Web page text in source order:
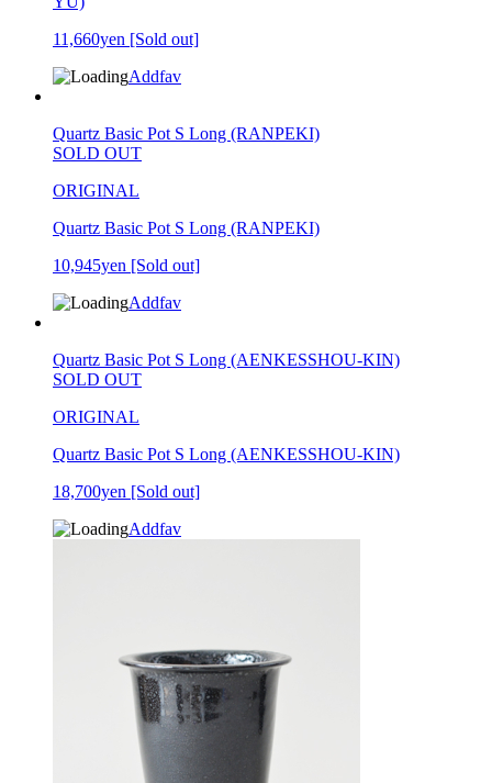
11,660yen [Sold out]
Addfav
Quartz Basic Pot S Long (RANPEKI)
SOLD OUT
ORIGINAL
Quartz Basic Pot S Long (RANPEKI)
10,945yen [Sold out]
Addfav
Quartz Basic Pot S Long (AENKESSHOU-KIN)
SOLD OUT
ORIGINAL
Quartz Basic Pot S Long (AENKESSHOU-KIN)
18,700yen [Sold out]
Addfav